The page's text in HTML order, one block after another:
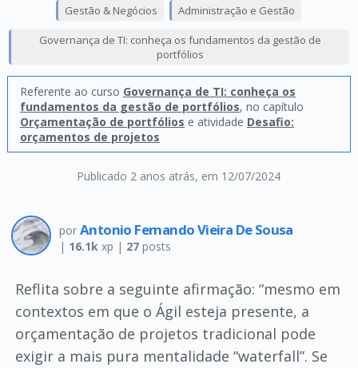
Publicado 2 anos atrás, em 12/07/2024
Gestão & Negócios Administração e Gestão
Governança de TI: conheça os fundamentos da gestão de
portfólios
Referente ao curso Governança de TI: conheça os
fundamentos da gestão de portfólios, no capítulo
Orçamentação de portfólios e atividade Desafio:
orçamentos de projetos
por Antonio Fernando Vieira De Sousa
| 16.1kxp | 27posts
Reflita sobre a seguinte afirmação: “mesmo em
contextos em que o Ágil esteja presente, a
orçamentação de projetos tradicional pode
exigir a mais pura mentalidade “waterfall”. Se